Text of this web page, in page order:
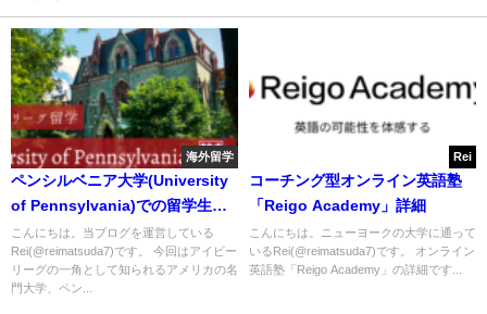
海外留学
ペンシルベニア大学(University
of Pennsylvania)での留学生活
を現地から紹介
こんにちは。当ブログを運営している
Rei(@reimatsuda7)です。 今回はアイビー
リーグの一角として知られるアメリカの名
門大学、ペン...
Rei
コーチング型オンライン英語塾
「Reigo Academy」詳細
こんにちは。ニューヨークの大学に通って
いるRei(@reimatsuda7)です。 オンライン
英語塾「Reigo Academy」の詳細です...